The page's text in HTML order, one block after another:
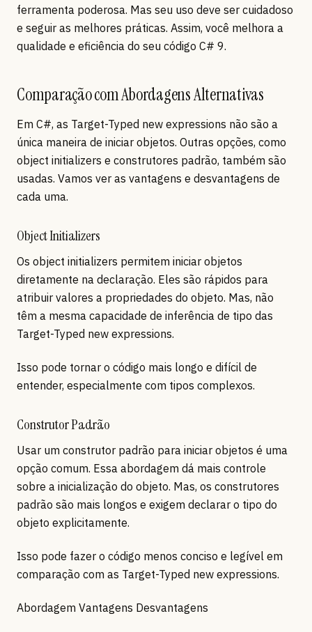
ferramenta poderosa. Mas seu uso deve ser cuidadoso
e seguir as melhores práticas. Assim, você melhora a
qualidade e eficiência do seu código C# 9.
Comparação com Abordagens Alternativas
Em C#, as Target-Typed new expressions não são a
única maneira de iniciar objetos. Outras opções, como
object initializers e construtores padrão, também são
usadas. Vamos ver as vantagens e desvantagens de
cada uma.
Object Initializers
Os object initializers permitem iniciar objetos
diretamente na declaração. Eles são rápidos para
atribuir valores a propriedades do objeto. Mas, não
têm a mesma capacidade de inferência de tipo das
Target-Typed new expressions.
Isso pode tornar o código mais longo e difícil de
entender, especialmente com tipos complexos.
Construtor Padrão
Usar um construtor padrão para iniciar objetos é uma
opção comum. Essa abordagem dá mais controle
sobre a inicialização do objeto. Mas, os construtores
padrão são mais longos e exigem declarar o tipo do
objeto explicitamente.
Isso pode fazer o código menos conciso e legível em
comparação com as Target-Typed new expressions.
Abordagem Vantagens Desvantagens